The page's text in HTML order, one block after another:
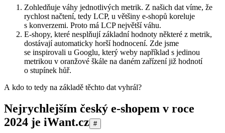
Zohledňuje váhy jednotlivých metrik. Z našich dat víme, že
rychlost načtení, tedy LCP, u většiny e-shopů koreluje
s konverzemi. Proto má LCP největší váhu.
E-shopy, které nesplňují základní hodnoty některé z metrik,
dostávají automaticky horší hodnocení. Zde jsme
se inspirovali u Googlu, který weby například s jedinou
metrikou v oranžové škále na daném zařízení již hodnotí
o stupínek hůř.
A kdo to tedy na základě těchto dat vyhrál?
Nejrychlejším český e-shopem v roce
2024 je iWant.cz #